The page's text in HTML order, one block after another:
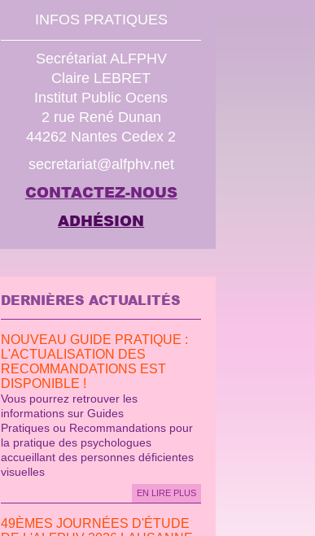
INFOS PRATIQUES
Secrétariat ALFPHV
Claire LEBRET
Institut Public Ocens
2 rue René Dunan
44262 Nantes Cedex 2
secretariat@alfphv.net
CONTACTEZ-NOUS
ADHÉSION
DERNIÈRES ACTUALITÉS
NOUVEAU GUIDE PRATIQUE :
L'ACTUALISATION DES
RECOMMANDATIONS EST
DISPONIBLE !
Vous pourrez retrouver les
informations sur Guides
Pratiques ou Recommandations pour
la pratique des psychologues
accueillant des personnes déficientes
visuelles
EN LIRE PLUS
49ÈMES JOURNÉES D'ÉTUDE